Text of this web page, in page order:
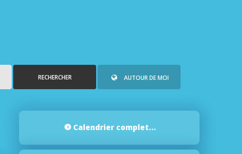
RECHERCHER AUTOUR DE MOI
Calendrier complet...